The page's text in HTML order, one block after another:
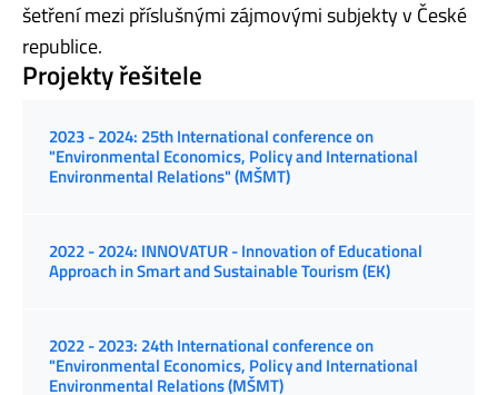
šetření mezi příslušnými zájmovými subjekty v České
republice.
Projekty řešitele
2023 - 2024: 25th International conference on
"Environmental Economics, Policy and International
Environmental Relations" (MŠMT)
2022 - 2024: INNOVATUR - Innovation of Educational
Approach in Smart and Sustainable Tourism (EK)
2022 - 2023: 24th International conference on
"Environmental Economics, Policy and International
Environmental Relations (MŠMT)